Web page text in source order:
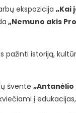
ekspozicija „Kai
„Nemuno akis
pažinti istoriją,
šventė „Antanėlio
į